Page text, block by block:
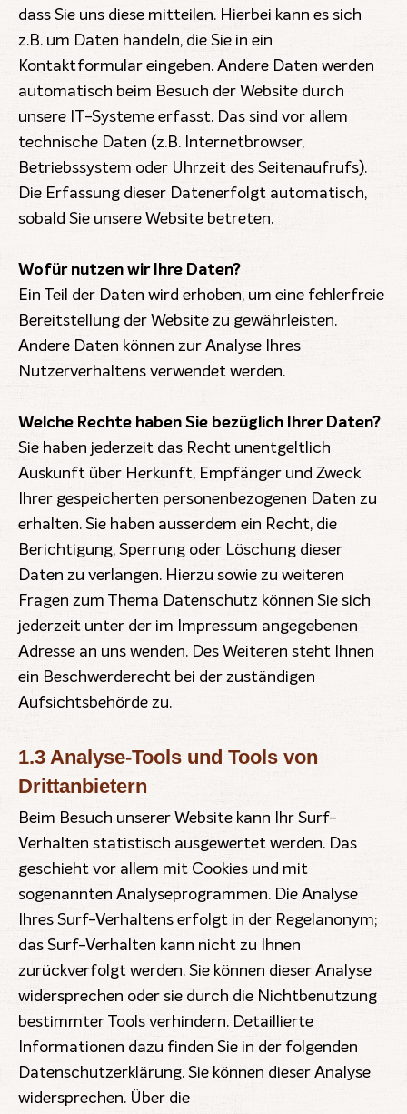
dass Sie uns diese mitteilen. Hierbei kann es sich
z.B. um Daten handeln, die Sie in ein
Kontaktformular eingeben. Andere Daten werden
automatisch beim Besuch der Website durch
unsere IT-Systeme erfasst. Das sind vor allem
technische Daten (z.B. Internetbrowser,
Betriebssystem oder Uhrzeit des Seitenaufrufs).
Die Erfassung dieser Datenerfolgt automatisch,
sobald Sie unsere Website betreten.
Wofür nutzen wir Ihre Daten?
Ein Teil der Daten wird erhoben, um eine fehlerfreie
Bereitstellung der Website zu gewährleisten.
Andere Daten können zur Analyse Ihres
Nutzerverhaltens verwendet werden.
Welche Rechte haben Sie bezüglich Ihrer Daten?
Sie haben jederzeit das Recht unentgeltlich
Auskunft über Herkunft, Empfänger und Zweck
Ihrer gespeicherten personenbezogenen Daten zu
erhalten. Sie haben ausserdem ein Recht, die
Berichtigung, Sperrung oder Löschung dieser
Daten zu verlangen. Hierzu sowie zu weiteren
Fragen zum Thema Datenschutz können Sie sich
jederzeit unter der im Impressum angegebenen
Adresse an uns wenden. Des Weiteren steht Ihnen
ein Beschwerderecht bei der zuständigen
Aufsichtsbehörde zu.
1.3 Analyse-Tools und Tools von
Drittanbietern
Beim Besuch unserer Website kann Ihr Surf-
Verhalten statistisch ausgewertet werden. Das
geschieht vor allem mit Cookies und mit
sogenannten Analyseprogrammen. Die Analyse
Ihres Surf-Verhaltens erfolgt in der Regelanonym;
das Surf-Verhalten kann nicht zu Ihnen
zurückverfolgt werden. Sie können dieser Analyse
widersprechen oder sie durch die Nichtbenutzung
bestimmter Tools verhindern. Detaillierte
Informationen dazu finden Sie in der folgenden
Datenschutzerklärung. Sie können dieser Analyse
widersprechen. Über die